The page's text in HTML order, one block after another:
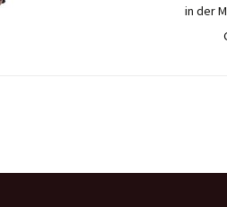
in der